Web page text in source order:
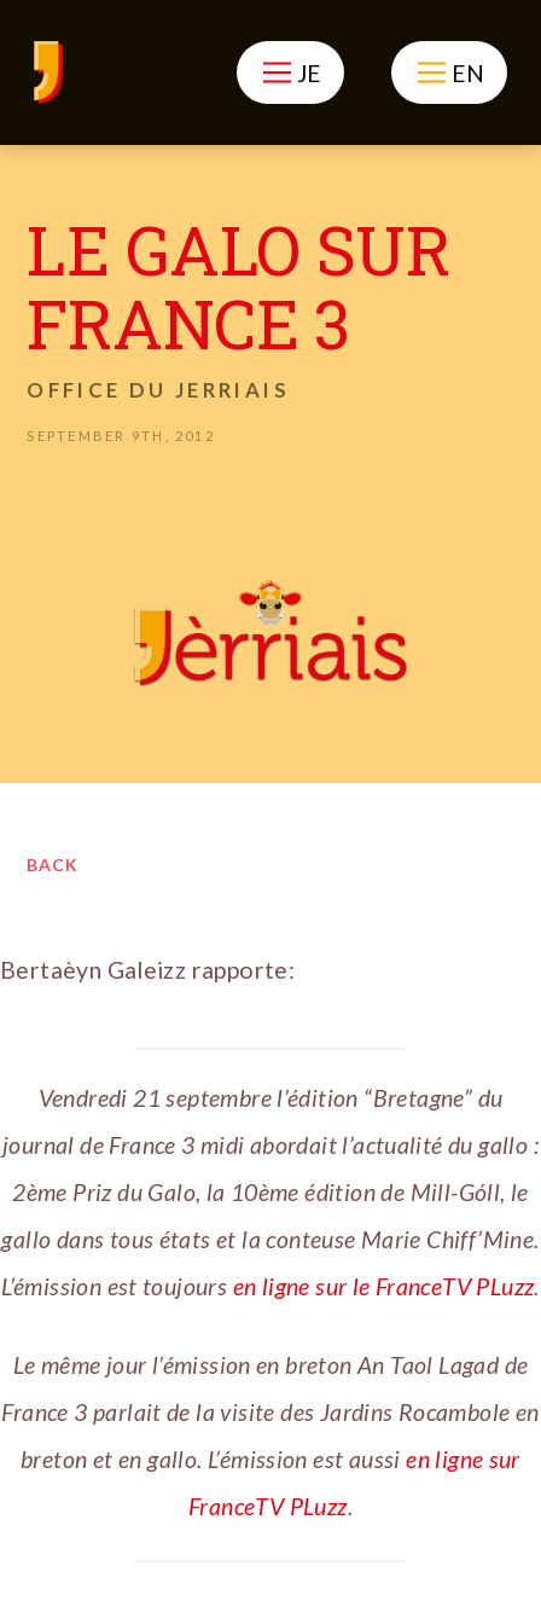
JE EN
LE GALO SUR
FRANCE 3
OFFICE DU JERRIAIS
SEPTEMBER 9TH, 2012
BACK
Bertaèyn Galeizz rapporte:
Vendredi 21 septembre l’édition “Bretagne” du
journal de France 3 midi abordait l’actualité du gallo :
2ème Priz du Galo, la 10ème édition de Mill-Góll, le
gallo dans tous états et la conteuse Marie Chiff’Mine.
L’émission est toujours en ligne sur le FranceTV PLuzz.
Le même jour l’émission en breton An Taol Lagad de
France 3 parlait de la visite des Jardins Rocambole en
breton et en gallo. L’émission est aussien ligne sur
FranceTV PLuzz.